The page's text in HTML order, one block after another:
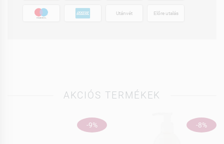
Utánvét Előre utalás
AKCIÓS TERMÉKEK
-9% -8%